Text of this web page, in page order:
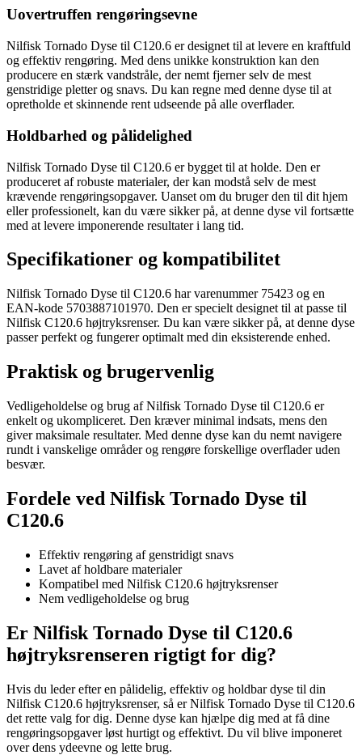
Uovertruffen rengøringsevne
Nilfisk Tornado Dyse til C120.6 er designet til at levere en kraftfuld
og effektiv rengøring. Med dens unikke konstruktion kan den
producere en stærk vandstråle, der nemt fjerner selv de mest
genstridige pletter og snavs. Du kan regne med denne dyse til at
opretholde et skinnende rent udseende på alle overflader.
Holdbarhed og pålidelighed
Nilfisk Tornado Dyse til C120.6 er bygget til at holde. Den er
produceret af robuste materialer, der kan modstå selv de mest
krævende rengøringsopgaver. Uanset om du bruger den til dit hjem
eller professionelt, kan du være sikker på, at denne dyse vil fortsætte
med at levere imponerende resultater i lang tid.
Specifikationer og kompatibilitet
Nilfisk Tornado Dyse til C120.6 har varenummer 75423 og en
EAN-kode 5703887101970. Den er specielt designet til at passe til
Nilfisk C120.6 højtryksrenser. Du kan være sikker på, at denne dyse
passer perfekt og fungerer optimalt med din eksisterende enhed.
Praktisk og brugervenlig
Vedligeholdelse og brug af Nilfisk Tornado Dyse til C120.6 er
enkelt og ukompliceret. Den kræver minimal indsats, mens den
giver maksimale resultater. Med denne dyse kan du nemt navigere
rundt i vanskelige områder og rengøre forskellige overflader uden
besvær.
Fordele ved Nilfisk Tornado Dyse til
C120.6
Effektiv rengøring af genstridigt snavs
Lavet af holdbare materialer
Kompatibel med Nilfisk C120.6 højtryksrenser
Nem vedligeholdelse og brug
Er Nilfisk Tornado Dyse til C120.6
højtryksrenseren rigtigt for dig?
Hvis du leder efter en pålidelig, effektiv og holdbar dyse til din
Nilfisk C120.6 højtryksrenser, så er Nilfisk Tornado Dyse til C120.6
det rette valg for dig. Denne dyse kan hjælpe dig med at få dine
rengøringsopgaver løst hurtigt og effektivt. Du vil blive imponeret
over dens ydeevne og lette brug.